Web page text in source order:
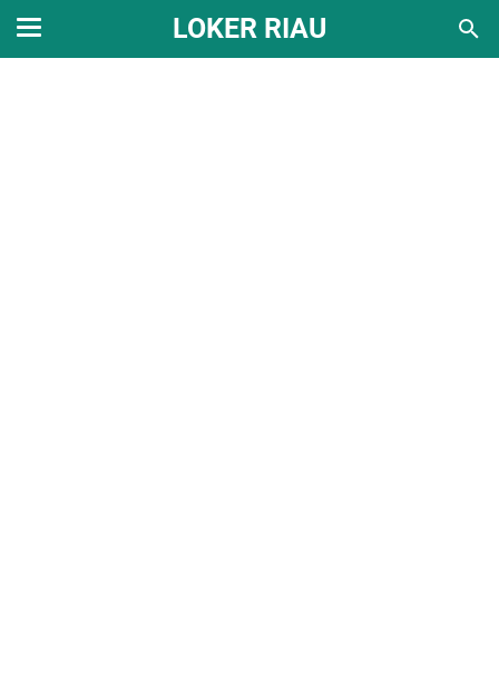
LOKER RIAU